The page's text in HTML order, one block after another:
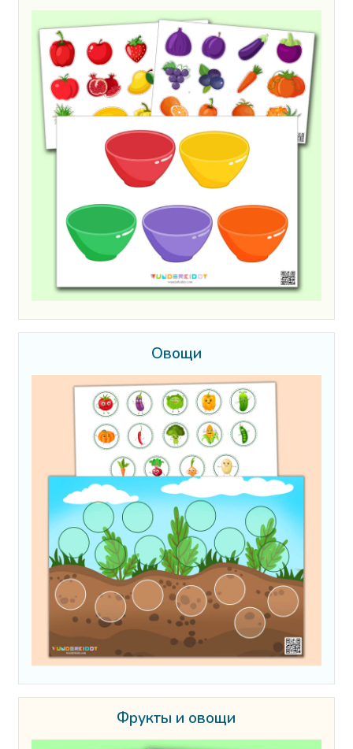
Овощи
Фрукты и овощи